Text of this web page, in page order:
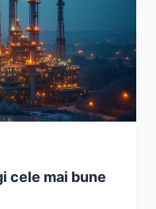
cele mai bune